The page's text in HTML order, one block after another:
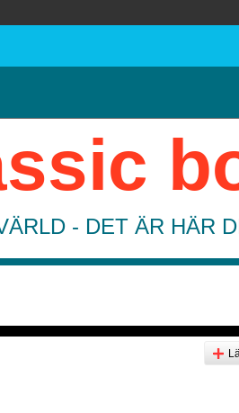
- DET ÄR HÄR